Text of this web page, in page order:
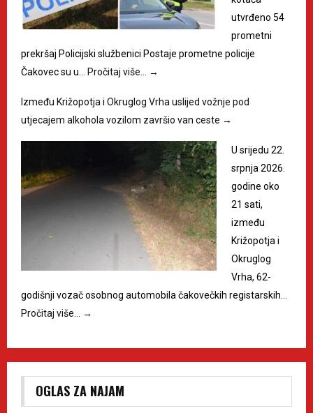
utvrđeno 54
prometni
prekršaj Policijski službenici Postaje prometne policije
Čakovec su u… Pročitaj više… →
Između Križopotja i Okruglog Vrha uslijed vožnje pod
utjecajem alkohola vozilom završio van ceste →
U srijedu 22.
srpnja 2026.
godine oko
21 sati,
između
Križopotja i
Okruglog
Vrha, 62-
godišnji vozač osobnog automobila čakovečkih registarskih…
Pročitaj više… →
OGLAS ZA NAJAM